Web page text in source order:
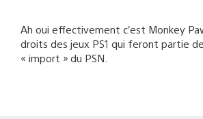
Ah oui effectivement c’est Monkey
droits des jeux PS1 qui feront partie
« import » du PSN.